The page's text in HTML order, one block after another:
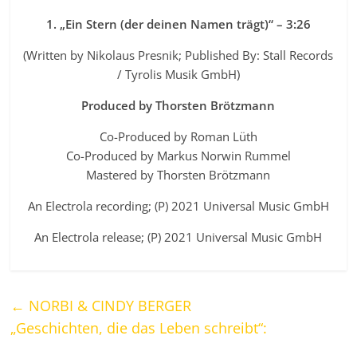
1. „Ein Stern (der deinen Namen trägt)“ – 3:26
(Written by Nikolaus Presnik; Published By: Stall Records
/ Tyrolis Musik GmbH)
Produced by Thorsten Brötzmann
Co-Produced by Roman Lüth
Co-Produced by Markus Norwin Rummel
Mastered by Thorsten Brötzmann
An Electrola recording; (P) 2021 Universal Music GmbH
An Electrola release; (P) 2021 Universal Music GmbH
← NORBI & CINDY BERGER
„Geschichten, die das Leben schreibt“: